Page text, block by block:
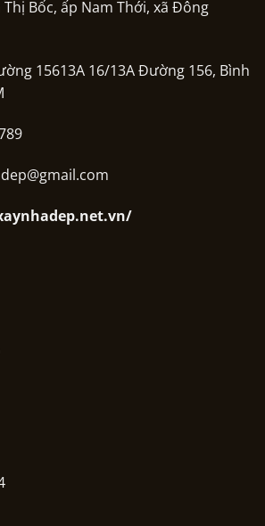
Bốc, ấp Nam Thới, xã Đông
15613A 16/13A Đường 156, Bình